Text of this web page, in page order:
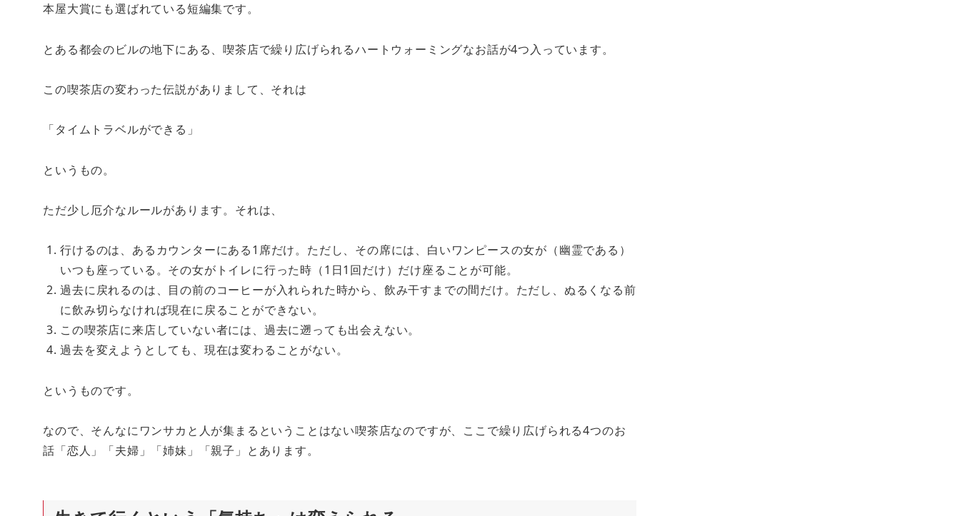
本屋大賞にも選ばれている短編集です。
とある都会のビルの地下にある、喫茶店で繰り広げられるハートウォーミングなお話が4つ入っています。
この喫茶店の変わった伝説がありまして、それは
「タイムトラベルができる」
というもの。
ただ少し厄介なルールがあります。それは、
行けるのは、あるカウンターにある1席だけ。ただし、その席には、白いワンピースの女が（幽霊である）
いつも座っている。その女がトイレに行った時（1日1回だけ）だけ座ることが可能。
過去に戻れるのは、目の前のコーヒーが入れられた時から、飲み干すまでの間だけ。ただし、ぬるくなる前
に飲み切らなければ現在に戻ることができない。
この喫茶店に来店していない者には、過去に遡っても出会えない。
過去を変えようとしても、現在は変わることがない。
というものです。
なので、そんなにワンサカと人が集まるということはない喫茶店なのですが、ここで繰り広げられる4つのお
話「恋人」「夫婦」「姉妹」「親子」とあります。